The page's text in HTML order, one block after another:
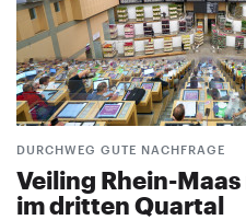
DURCHWEG GUTE NACHFRAGE
Veiling Rhein-
im dritten Quartal